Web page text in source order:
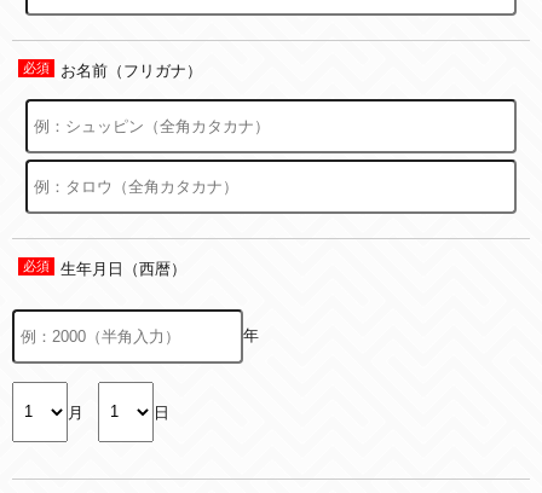
お名前（フリガナ）
生年月日（西暦）
年
月 日